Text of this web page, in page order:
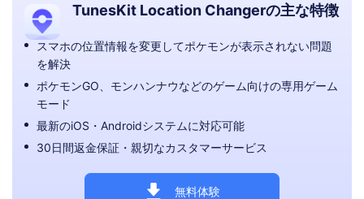
TunesKit Location Changerの主な特徴
スマホの位置情報を変更してポケモンが表示されない問題
を解決
ポケモンGO、モンハンナウなどのゲーム向けの専用ゲーム
モード
最新のiOS・Androidシステムに対応可能
30日間返金保証・親切なカスタマーサービス
無料体験